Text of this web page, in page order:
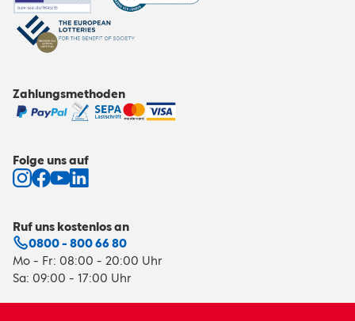
Zahlungsmethoden
Folge uns auf
Ruf uns kostenlos an
0800 - 800 66 80
Mo - Fr: 08:00 - 20:00 Uhr
Sa: 09:00 - 17:00 Uhr